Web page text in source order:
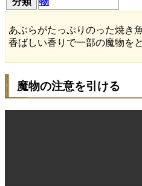
あぶらがたっぷりのった焼き魚
香ばしい香りで一部の魔物を
魔物の注意を引ける